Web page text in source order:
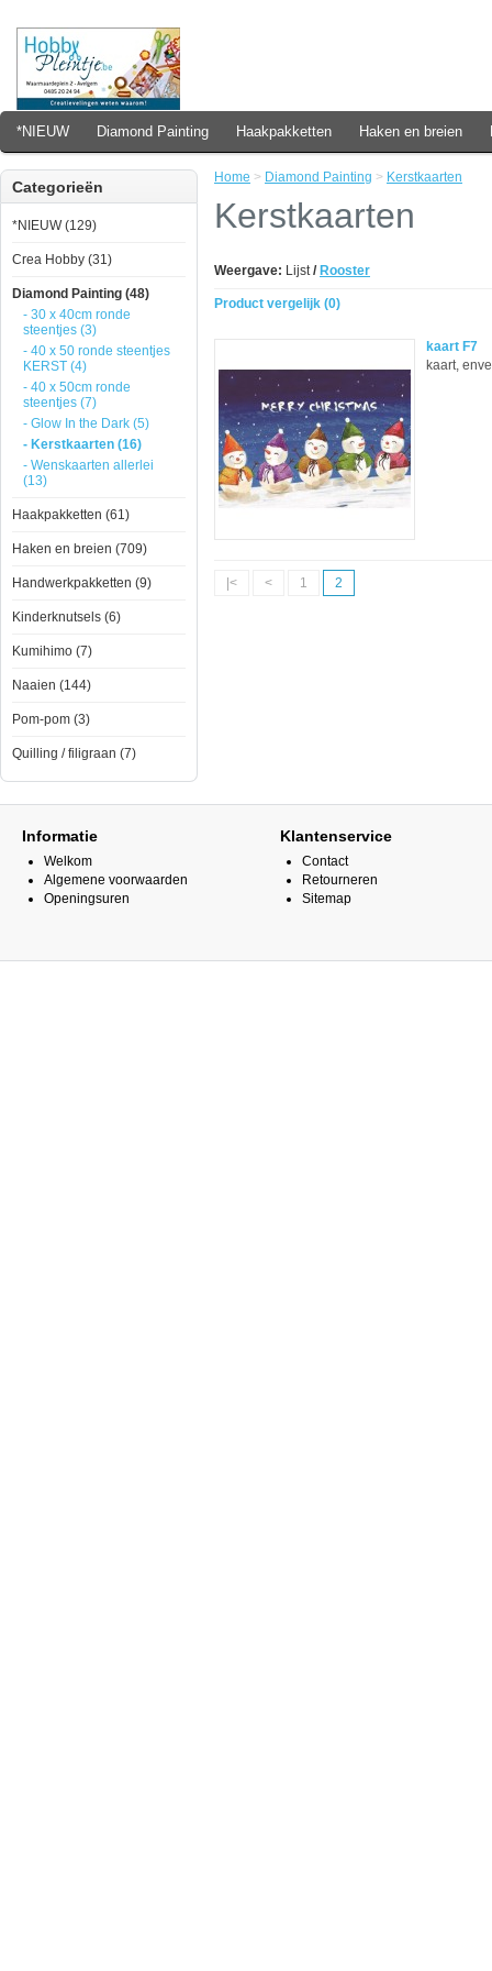
*NIEUW Diamond Painting Haakpakketten Haken en breien
Categorieën
*NIEUW (129)
Crea Hobby (31)
Diamond Painting (48)
- 30 x 40cm ronde
steentjes (3)
- 40 x 50 ronde steentjes
KERST (4)
- 40 x 50cm ronde
steentjes (7)
- Glow In the Dark (5)
- Kerstkaarten (16)
- Wenskaarten allerlei
(13)
Haakpakketten (61)
Haken en breien (709)
Handwerkpakketten (9)
Kinderknutsels (6)
Kumihimo (7)
Naaien (144)
Pom-pom (3)
Quilling / filigraan (7)
Home > Diamond Painting > Kerstkaarten
Kerstkaarten
Weergave: Lijst/ Rooster
Product vergelijk (0)
kaart F7
kaart,
|< < 1 2
Informatie
Welkom
Algemene voorwaarden
Openingsuren
Klantenservice
Contact
Retourneren
Sitemap